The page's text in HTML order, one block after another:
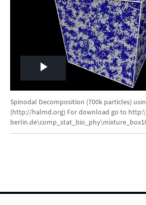
Play
Video
Spinodal Decomposition (700k particles)
(http://halmd.org) For download go to